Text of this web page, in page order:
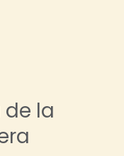
la